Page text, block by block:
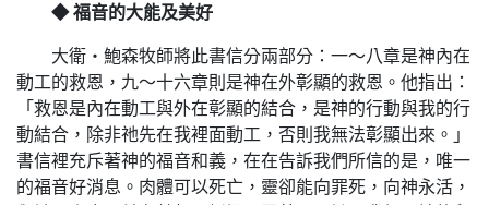
◆ 福音的大能及美好
大衛‧鮑森牧師將此書信分兩部分：一～八章是神內在
動工的救恩，九～十六章則是神在外彰顯的救恩。他指出：
「救恩是內在動工與外在彰顯的結合，是神的行動與我的行
動結合，除非祂先在我裡面動工，否則我無法彰顯出來。」
書信裡充斥著神的福音和義，在在告訴我們所信的是，唯一
的福音好消息。肉體可以死亡，靈卻能向罪死，向神永活，